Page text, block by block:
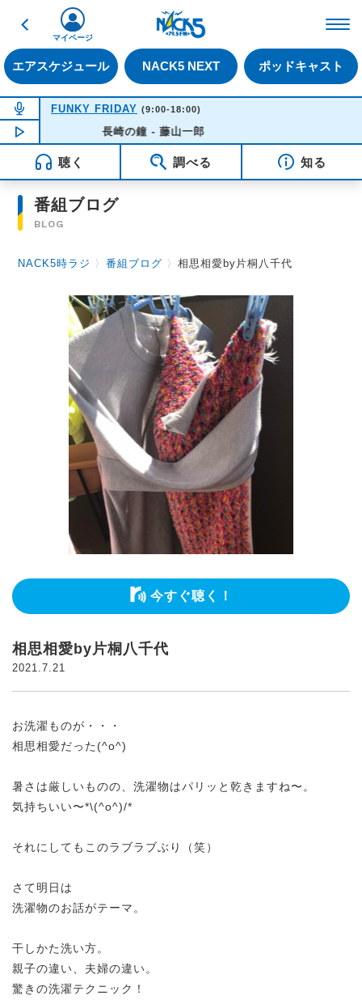
戻る
エアスケジュール NACK5 NEXT ポッドキャスト
マイページ
NOW ON AIR
FUNKY FRIDAY (9:00-18:00)
NOW PLAYING14:21
長崎の鐘 - 藤山一郎
聴く 調べる 知る
番組ブログ
BLOG
NACK5時ラジ 〉番組ブログ 〉相思相愛by片桐八千代
今すぐ聴く！
相思相愛by片桐八千代
2021.7.21
お洗濯ものが・・・
相思相愛だった(^o^)
暑さは厳しいものの、洗濯物はパリッと乾きますね〜。
気持ちいい〜*\(^o^)/*
それにしてもこのラブラブぶり（笑）
さて明日は
洗濯物のお話がテーマ。
干しかた洗い方。
親子の違い、夫婦の違い。
驚きの洗濯テクニック！